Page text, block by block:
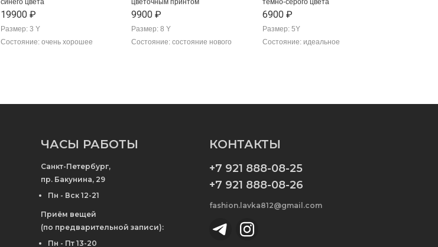
синего цвета
19900 ₽
Размер: 3 Y
Состояние: очень хорошее
цветочным принтом
9900 ₽
Размер: 8 Y
Состояние: состояние нового
темно-серого цвета
6900 ₽
Размер: 5Y
Состояние: идеальное
ЧАСЫ РАБОТЫ
Санкт-Петербург,
пр. Бакунина, 29
Пн - Вск 12-21
Приём вещей
(по предварительной записи):
Пн - Пт 13-20
КОНТАКТЫ
+7 921 888-08-25
+7 921 888-08-26
fashion.lavka812@gmail.com